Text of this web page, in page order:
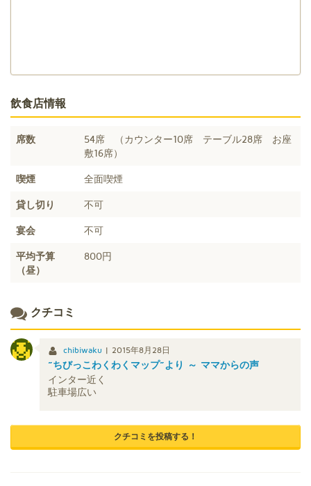
飲食店情報
席数
54席 （カウンター10席 テーブル28席 お座
敷16席）
喫煙 全面喫煙
貸し切り 不可
宴会 不可
平均予算
（昼）
800円
クチコミ
chibiwaku | 2015年8月28日
”ちびっこわくわくマップ”より ～ ママからの声
インター近く
駐車場広い
クチコミを投稿する！